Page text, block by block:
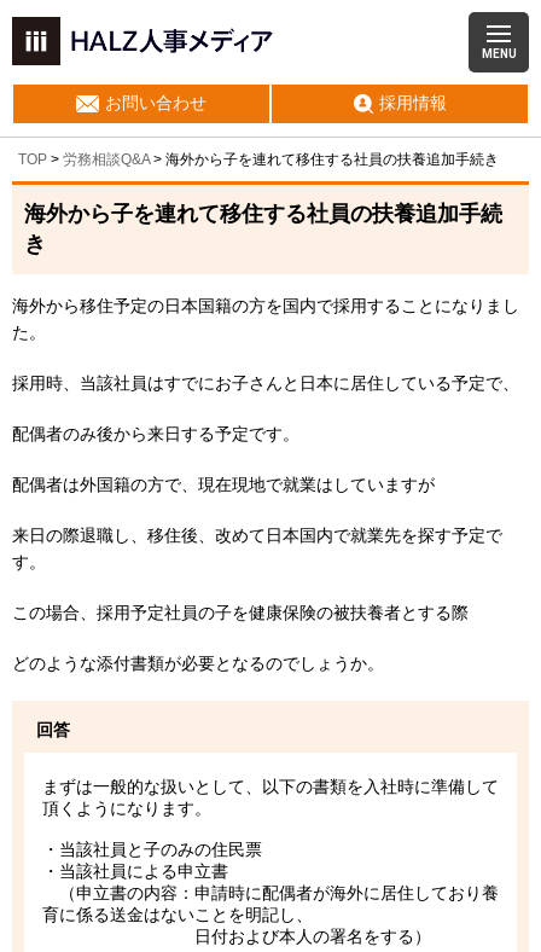
MENU
お問い合わせ 採用情報
TOP > 労務相談Q&A> 海外から子を連れて移住する社員の扶養追加手続き
海外から子を連れて移住する社員の扶養追加手続
き
海外から移住予定の日本国籍の方を国内で採用することになりまし
た。
採用時、当該社員はすでにお子さんと日本に居住している予定で、
配偶者のみ後から来日する予定です。
配偶者は外国籍の方で、現在現地で就業はしていますが
来日の際退職し、移住後、改めて日本国内で就業先を探す予定で
す。
この場合、採用予定社員の子を健康保険の被扶養者とする際
どのような添付書類が必要となるのでしょうか。
回答
まずは一般的な扱いとして、以下の書類を入社時に準備して
頂くようになります。
・当該社員と子のみの住民票
・当該社員による申立書
（申立書の内容：申請時に配偶者が海外に居住しており養
育に係る送金はないことを明記し、
日付および本人の署名をする）